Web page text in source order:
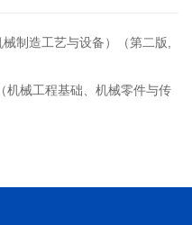
制造工艺与设备）（第二版,
机械工程基础、机械零件与传